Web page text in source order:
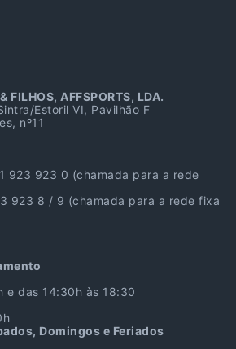
FILHOS, AFFSPORTS, LDA.
Estoril VI, Pavilhão F
nº11
923 923 0 (chamada para a rede
923 8 / 9 (chamada para a rede fixa
e das 14:30h às 18:30
Domingos e Feriados